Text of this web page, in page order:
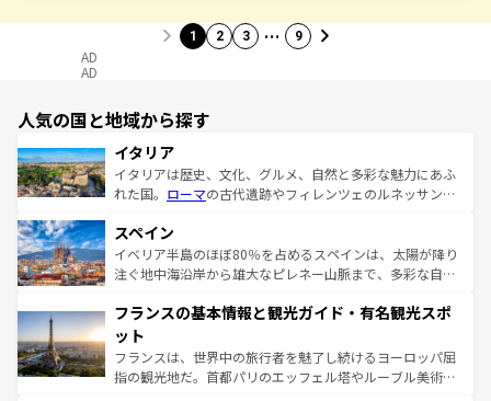
1 2 3 … 9
AD
AD
人気の国と地域から探す
イタリア
イタリアは歴史、文化、グルメ、自然と多彩な魅力にあふ
れた国。 ローマの古代遺跡やフィレンツェのルネッサンス
ろん、トスカーナの美しい田園風景やアマルフィ海岸の絶
景など、自然景観も見逃せない。観光の合間には、本場の
ピザやパスタなど、絶品のイタリア料理を堪能することも
ませてくれるイタリアで、忘れられない旅をしてみよう！
なお、新着のイタリア情報は
しい。
スペイン
イベリア半島のほぼ80％を占めるスペインは、太陽が降り
注ぐ地中海沿岸から雄大なピレネー山脈まで、多彩な自然
文化が根付くこの国では、情熱的なフラメンコ、熱気あふ
れる闘牛、そして美味しいタパスが生活の一部となってい
る。首都マドリードの洗練された雰囲気や、バルセロナの
アートに溢れた街角から、地方では古代ローマ遺跡や中世
フランスの基本情報と観光ガイド・有名観光スポ
ット
フランスは、世界中の旅行者を魅了し続けるヨーロッパ屈
指の観光地だ。首都パリのエッフェル塔やルーブル美術館